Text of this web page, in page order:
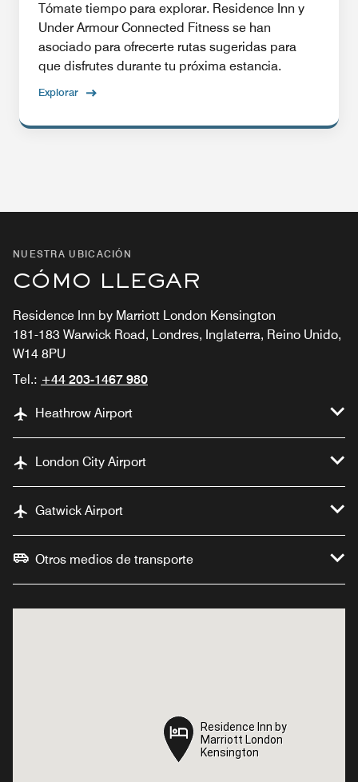
Tómate tiempo para explorar. Residence Inn y
Under Armour Connected Fitness se han
asociado para ofrecerte rutas sugeridas para
que disfrutes durante tu próxima estancia.
Explorar
NUESTRA UBICACIÓN
CÓMO LLEGAR
Residence Inn by Marriott London Kensington
181-183 Warwick Road, Londres, Inglaterra, Reino Unido,
W14 8PU
Tel.: +44 203-1467 980
Heathrow Airport
London City Airport
Gatwick Airport
Otros medios de transporte
Residence Inn by
Marriott London
Kensington
Residence Inn by
Marriott London
Kensington